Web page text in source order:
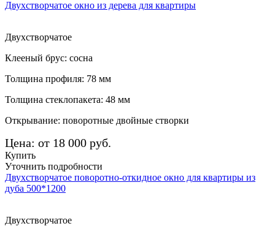
Двухстворчатое окно из дерева для квартиры
Двухстворчатое
Клееный брус: сосна
Толщина профиля: 78 мм
Толщина стеклопакета: 48 мм
Открывание: поворотные двойные створки
Цена: от 18 000 руб.
Купить
Уточнить подробности
Двухстворчатое поворотно-откидное окно для квартиры из
дуба 500*1200
Двухстворчатое